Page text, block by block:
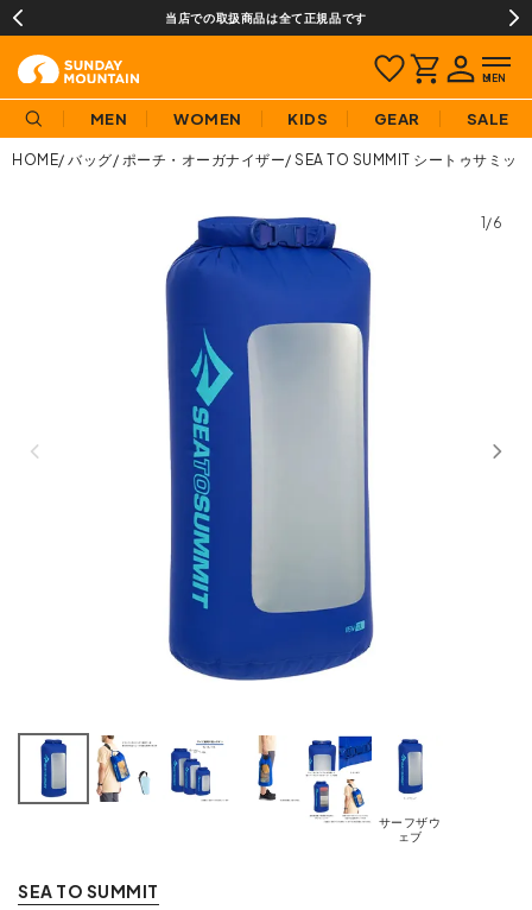
当店での取扱商品は全て正規品です
MEN WOMEN KIDS GEAR SALE
HOME バッグ ポーチ・オーガナイザー SEA TO SUMMIT シートゥサミッ
1/6
サーフザウ
ェブ
SEA TO SUMMIT